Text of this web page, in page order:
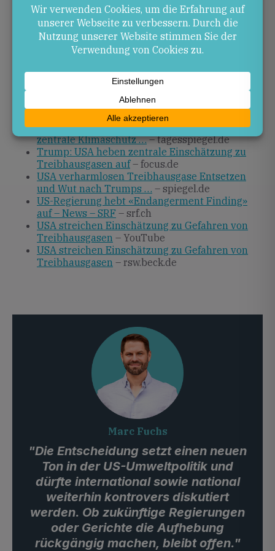
Umweltpolitik und dürfte international sowie
national weiterhin kontrovers diskutiert werden. Ob
zukünftige Regierungen oder Gerichte die Aufhebung
rückgängig machen, bleibt offen.
Quellen
USA: Donald Trump kippt wichtige Vorgabe für
den Klimaschutz– zdfheute.de
Einschätzung zu Treibhausgasen: Trump kippt
zentrale Klimaschutz …– tagesspiegel.de
Trump: USA heben zentrale Einschätzung zu
Treibhausgasen auf– focus.de
USA verharmlosen Treibhausgase Entsetzen
und Wut nach Trumps … – spiegel.de
US-Regierung hebt «Endangerment Finding»
auf – News – SRF – srf.ch
USA streichen Einschätzung zu Gefahren von
Treibhausgasen – YouTube
USA streichen Einschätzung zu Gefahren von
Treibhausgasen – rsw.beck.de
Marc Fuchs
"Die Entscheidung setzt einen neuen
Ton in der US-Umweltpolitik und
dürfte international sowie national
weiterhin kontrovers diskutiert
werden. Ob zukünftige Regierungen
oder Gerichte die Aufhebung
rückgängig machen, bleibt offen."